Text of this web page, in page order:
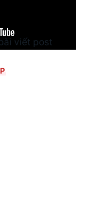
viết post